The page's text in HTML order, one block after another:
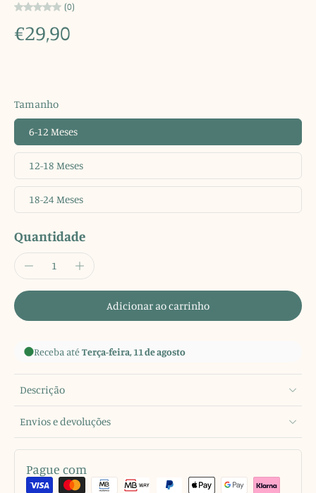
(0)
€29,90
Tamanho
6-12 Meses
12-18 Meses
18-24 Meses
Quantidade
Adicionar ao carrinho
Receba atéTerça-feira, 11 de agosto
Descrição
Envios e devoluções
Pague com